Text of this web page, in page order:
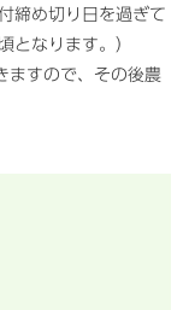
締め切り日を過ぎて
となります。）
ますので、その後農